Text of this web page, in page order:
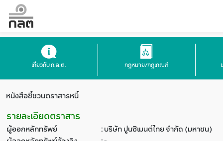
เกี่ยวกับ ก.ล.ต. กฎหมาย/กฎเกณฑ์
หนังสือชี้ชวนตราสารหนี้
รายละเอียดตราสาร
ผู้ออกหลักทรัพย์ :บริษัท ปูนซิเมนต์ไทย จำกัด (มหาชน)